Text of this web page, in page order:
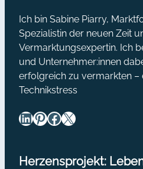
Ich bin Sabine Piarry,
Spezialistin der neuen Zeit
Vermarktungsexpertin. Ich
und Unternehmer:innen
erfolgreich zu vermarkten –
Technikstress
LinkedIn Pinterest Facebook X
Herzensprojekt: